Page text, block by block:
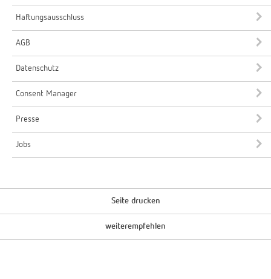
Haftungsausschluss
AGB
Datenschutz
Consent Manager
Presse
Jobs
Seite drucken
weiterempfehlen